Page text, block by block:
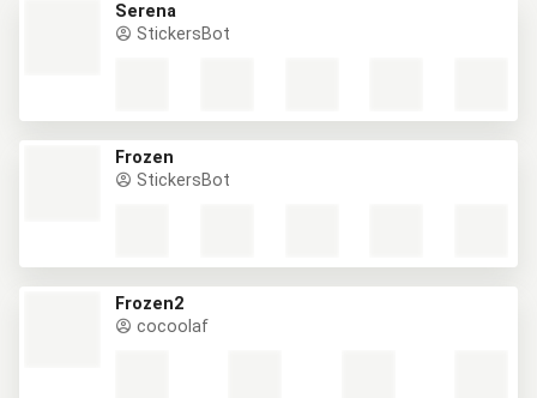
Serena
StickersBot
Frozen
StickersBot
Frozen2
cocoolaf